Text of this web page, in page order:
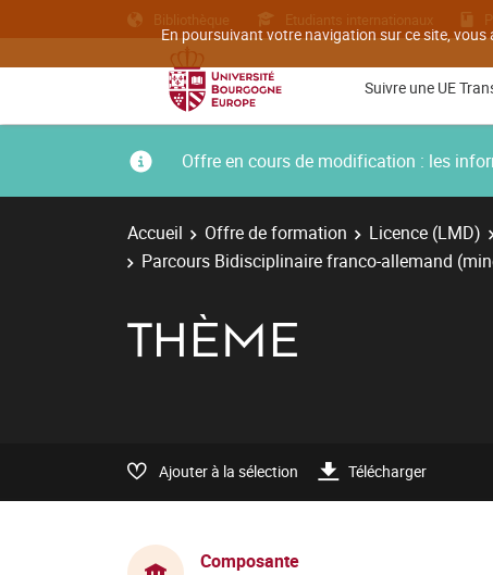
En poursuivant votre navigation sur ce site,
Bibliothèque Etudiants internationaux
Suivre une UE
Offre en cours de modification : les
Accueil Offre de formation Licence (LMD)
Parcours Bidisciplinaire franco-allemand
THÈME
Ajouter à la sélection Télécharger
Composante